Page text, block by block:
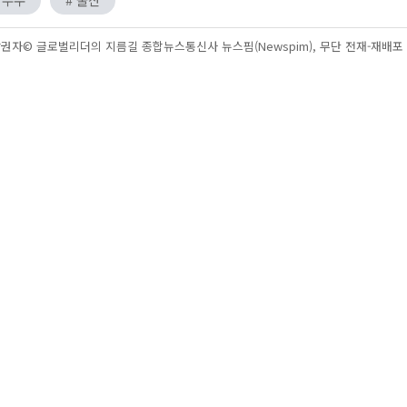
자© 글로벌리더의 지름길 종합뉴스통신사 뉴스핌(Newspim), 무단 전재-재배포